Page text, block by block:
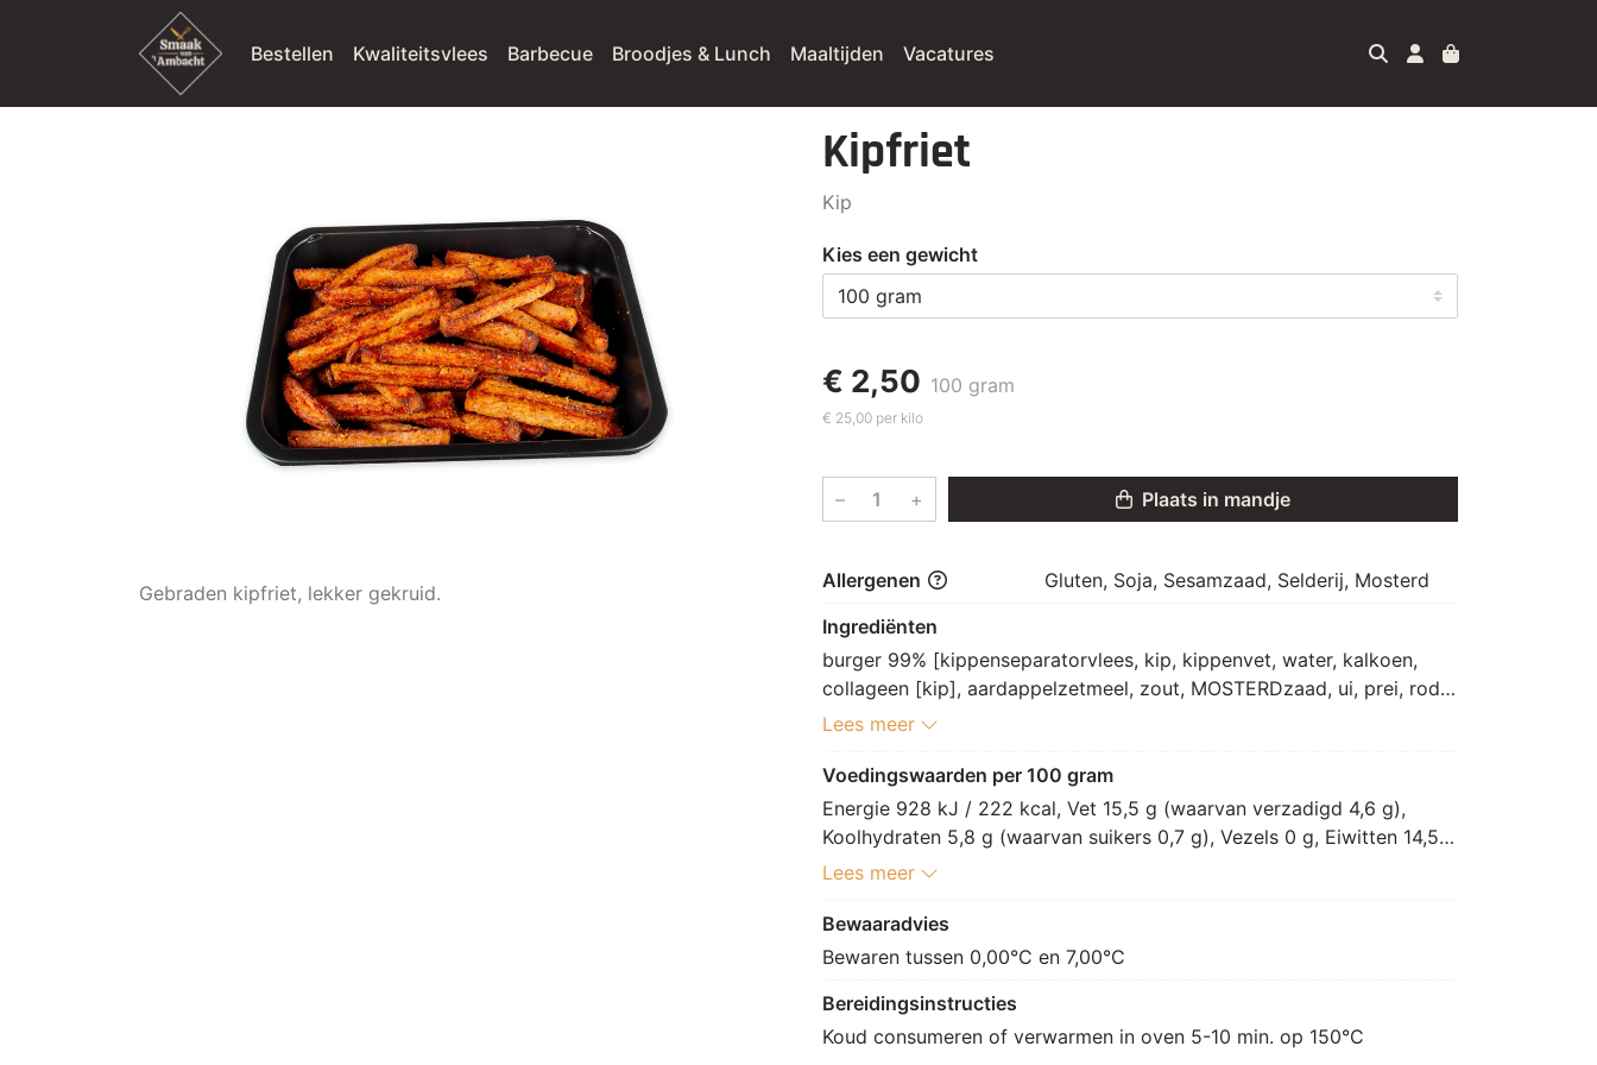
Bestellen Kwaliteitsvlees Barbecue Broodjes & Lunch Maaltijden Vacatures
Gebraden kipfriet, lekker gekruid.
Kipfriet
Kip
Kies een gewicht
€ 2,50 100 gram
€ 25,00 per kilo
– + Plaats in mandje
Allergenen
Gluten, Soja, Sesamzaad, Selderij, Mosterd
Ingrediënten
burger 99% [kippenseparatorvlees, kip, kippenvet, water, kalkoen,
collageen [kip], aardappelzetmeel, zout, MOSTERDzaad, ui, prei, rode
paprika, glutenvrije TARWEvezel, aroma (SOJA), kruiden en specerij,
pastinaak, kool, dextrose, knoflookpoeder, kurkumaextract, chili,
paprikaextract, bietextract, korianderextract, voedingszuur: E325,
emulgator: E451, voedingszuur: E330, antioxidant: E316,
conserveermiddel: E250] (GLUTEN), specerij [zout [zonnebloemolie],
peper, dextrose, paprika, koriander, MOSTERDzaad, suiker, ui,
peterselie, SESAMzaad, knoflook, kruiden en specerij]
Lees meer
Voedingswaarden per 100 gram
Energie 928 kJ / 222 kcal, Vet 15,5 g (waarvan verzadigd 4,6 g),
Koolhydraten 5,8 g (waarvan suikers 0,7 g), Vezels 0 g, Eiwitten 14,5
g, Zout 1,8 g.
Lees meer
Bewaaradvies
Bewaren tussen 0,00°C en 7,00°C
Bereidingsinstructies
Koud consumeren of verwarmen in oven 5-10 min. op 150°C